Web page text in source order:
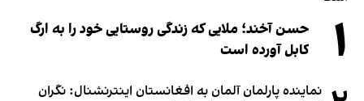
۱
حسن آخند؛ ملایی که زندگی روستایی خود را به ارگ
کابل آورده است
نماینده پارلمان آلمان به افغانستان اینترنشنال: نگران